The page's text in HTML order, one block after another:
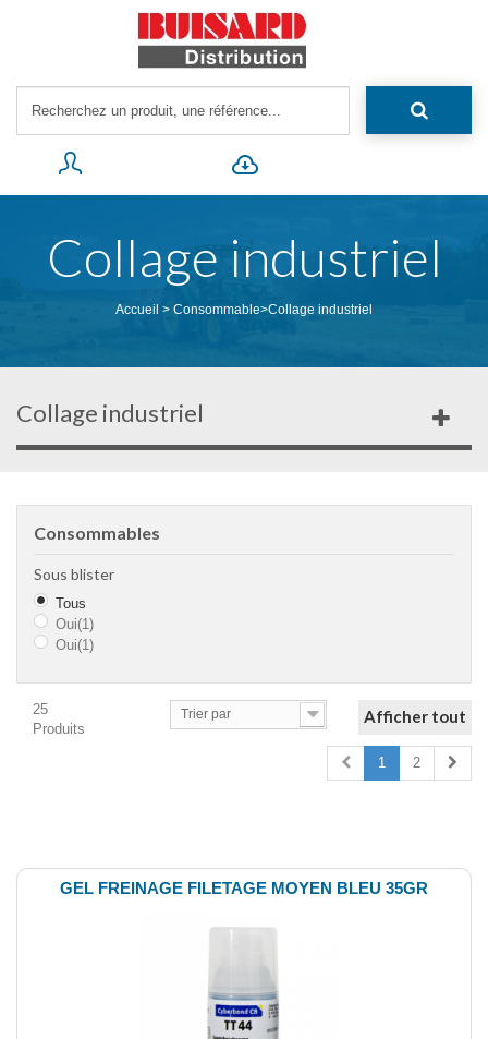
Collage industriel
Accueil > Consommable>Collage industriel
Collage industriel
Consommables
Sous blister
Tous
Oui(1)
Oui(1)
25
Produits
Afficher tout
1 2
Trier par
GEL FREINAGE FILETAGE MOYEN BLEU 35GR